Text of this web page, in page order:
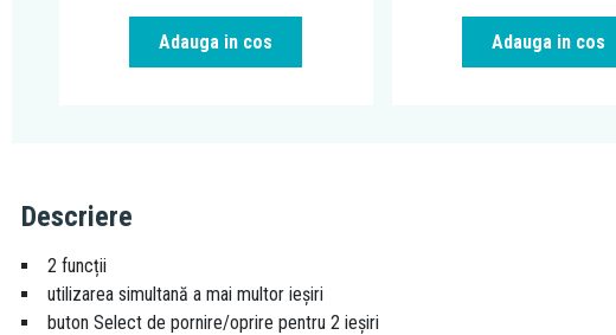
Adauga in cos Adauga in cos
Descriere
2 funcții
utilizarea simultană a mai multor ieșiri
buton Select de pornire/oprire pentru 2 ieșiri